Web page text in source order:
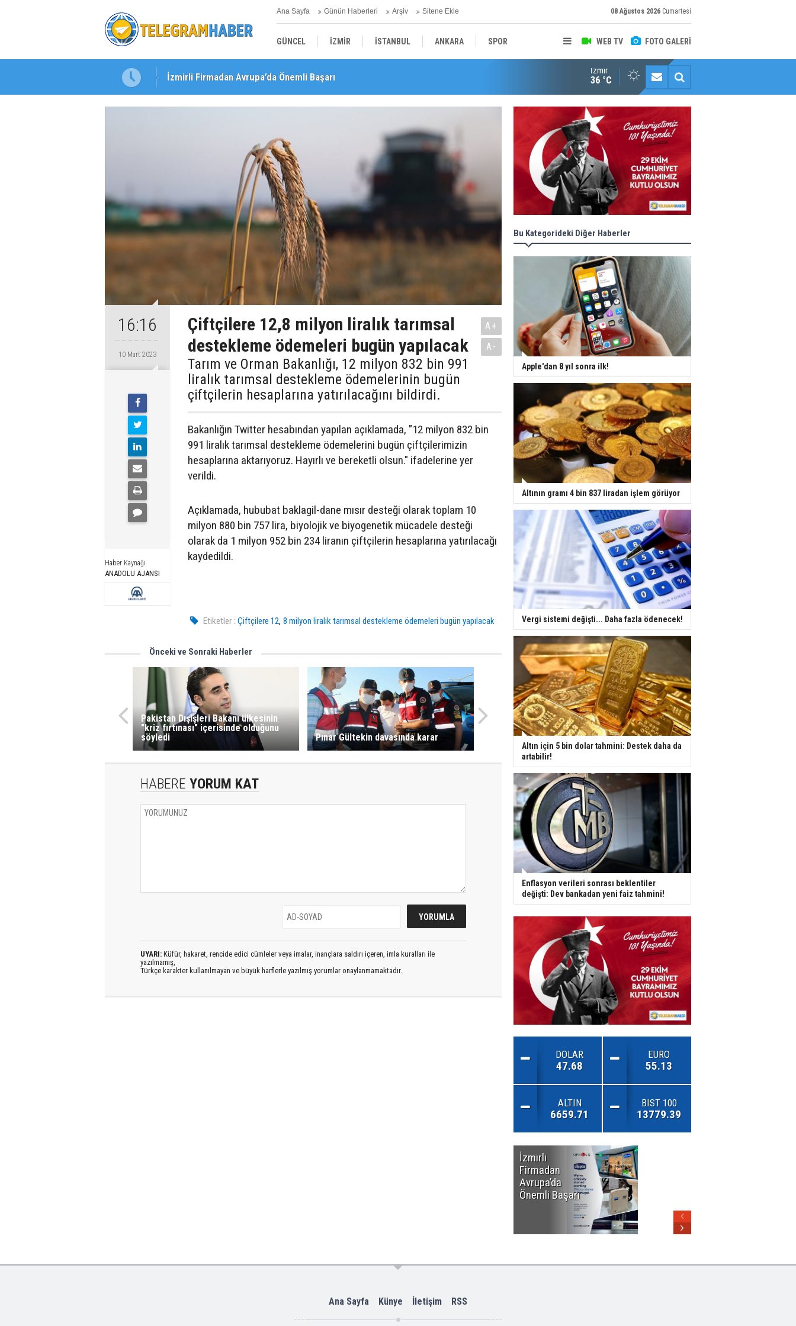
Ana Sayfa Günün Haberleri Arşiv Sitene Ekle 08 Ağustos 2026 Cumartesi
WEB TV FOTO GALERİ
GÜNCEL İZMİR İSTANBUL ANKARA SPOR
YEREL
İzmirli Firmadan Avrupa’da Önemli Başarı
Özel Okullarda Alarm Zilleri! "Teşvikler Kalktı, Veli Devlet Okuluna Yöneldi"
"Toprağını Kaybeden Geleceğini Kaybeder!"
İzmir
36 °C
16:16
10 Mart 2023
Haber Kaynağı
ANADOLU AJANSI
Çiftçilere 12,8 milyon liralık tarımsal
destekleme ödemeleri bugün yapılacak
Tarım ve Orman Bakanlığı, 12 milyon 832 bin 991
liralık tarımsal destekleme ödemelerinin bugün
çiftçilerin hesaplarına yatırılacağını bildirdi.
A+
A-
Bakanlığın Twitter hesabından yapılan açıklamada, "12 milyon 832 bin
991 liralık tarımsal destekleme ödemelerini bugün çiftçilerimizin
hesaplarına aktarıyoruz. Hayırlı ve bereketli olsun." ifadelerine yer
verildi.
Açıklamada, hububat baklagil-dane mısır desteği olarak toplam 10
milyon 880 bin 757 lira, biyolojik ve biyogenetik mücadele desteği
olarak da 1 milyon 952 bin 234 liranın çiftçilerin hesaplarına yatırılacağı
kaydedildi.
Etiketler : Çiftçilere 12,8 milyon liralık tarımsal destekleme ödemeleri bugün yapılacak
Önceki ve Sonraki Haberler
Pakistan Dışişleri Bakanı ülkesinin
"kriz fırtınası" içerisinde olduğunu
söyledi
Pınar Gültekin davasında karar
HABERE YORUM KAT
UYARI: Küfür, hakaret, rencide edici cümleler veya imalar, inançlara saldırı içeren, imla kuralları ile
yazılmamış,
Türkçe karakter kullanılmayan ve büyük harflerle yazılmış yorumlar onaylanmamaktadır.
Bu Kategorideki Diğer Haberler
Apple'dan 8 yıl sonra ilk!
Altının gramı 4 bin 837 liradan işlem görüyor
Vergi sistemi değişti... Daha fazla ödenecek!
Altın için 5 bin dolar tahmini: Destek daha da
artabilir!
Enflasyon verileri sonrası beklentiler
değişti: Dev bankadan yeni faiz tahmini!
DOLAR
47.68
EURO
55.13
ALTIN
6659.71
BIST 100
13779.39
İzmirli
Firmadan
Avrupa’da
Önemli Başarı
Ana Sayfa Künye İletişim RSS